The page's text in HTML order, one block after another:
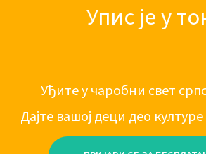
Упис је у
Уђите у чаробни свет
Дајте вашој деци део културе